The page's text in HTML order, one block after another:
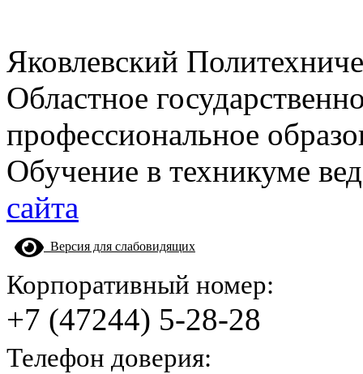
Яковлевский
Областное
профессиональное
Обучение в техникуме
сайта
Версия для слабовидящих
Корпоративный номер:
+7 (47244) 5-28-28
Телефон доверия: